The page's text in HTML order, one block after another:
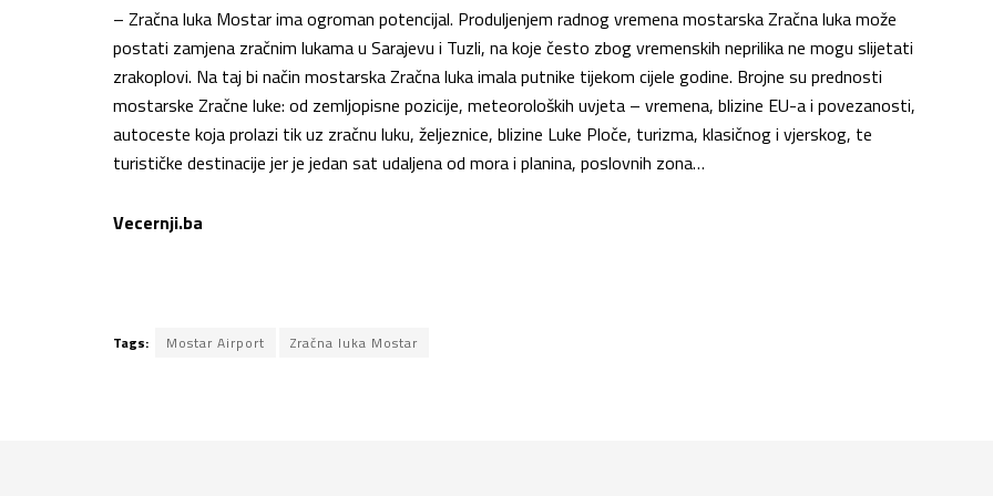
– Zračna luka Mostar ima ogroman potencijal. Produljenjem radnog vremena mostarska Zračna luka može
postati zamjena zračnim lukama u Sarajevu i Tuzli, na koje često zbog vremenskih neprilika ne mogu slijetati
zrakoplovi. Na taj bi način mostarska Zračna luka imala putnike tijekom cijele godine. Brojne su prednosti
mostarske Zračne luke: od zemljopisne pozicije, meteoroloških uvjeta – vremena, blizine EU-a i povezanosti,
autoceste koja prolazi tik uz zračnu luku, željeznice, blizine Luke Ploče, turizma, klasičnog i vjerskog, te
turističke destinacije jer je jedan sat udaljena od mora i planina, poslovnih zona…
Vecernji.ba
Tags: Mostar Airport Zračna luka Mostar